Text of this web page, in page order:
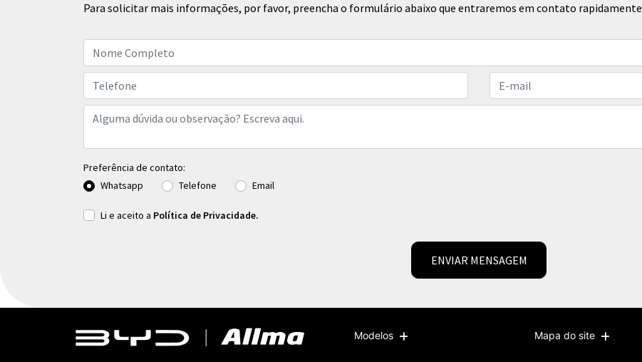
Para solicitar mais informações, por favor, preencha o formulário abaixo que entraremos em contato rapidamente
Preferência de contato:
Whatsapp
Telefone Email
Li e aceito a Política de Privacidade.
ENVIAR MENSAGEM
Modelos Mapa do site